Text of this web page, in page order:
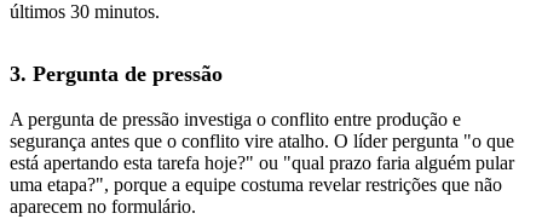
últimos 30 minutos.
3. Pergunta de pressão
A pergunta de pressão investiga o conflito entre produção e
segurança antes que o conflito vire atalho. O líder pergunta "o que
está apertando esta tarefa hoje?" ou "qual prazo faria alguém pular
uma etapa?", porque a equipe costuma revelar restrições que não
aparecem no formulário.